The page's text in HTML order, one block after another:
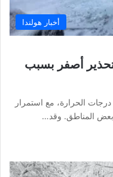
أخبار هولندا
أصفر بسبب
درجات الحرارة، مع استمرار
بعض المناطق. وقد…